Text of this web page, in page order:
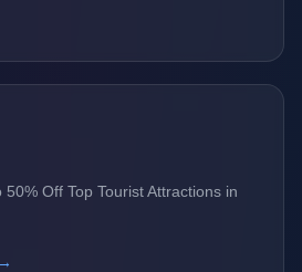
Off Top Tourist Attractions in